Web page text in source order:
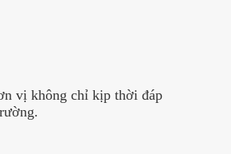
vị không chỉ kịp thời đáp